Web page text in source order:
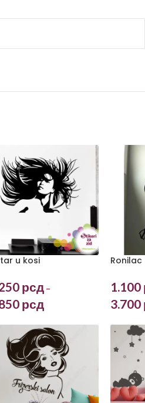
u kosi
рсд –
рсд
Ronilac
1.100
3.700